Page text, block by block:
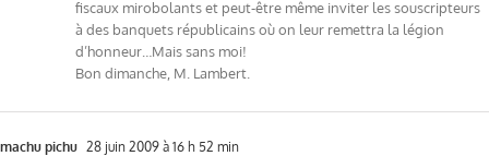
fiscaux mirobolants et peut-être même inviter les souscripteurs
à des banquets républicains où on leur remettra la légion
d’honneur…Mais sans moi!
Bon dimanche, M. Lambert.
machu pichu 28 juin 2009 à 16 h 52 min